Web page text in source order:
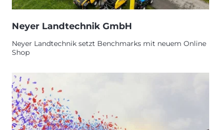
Neyer Landtechnik GmbH
Neyer Landtechnik setzt Benchmarks mit neuem Online
Shop